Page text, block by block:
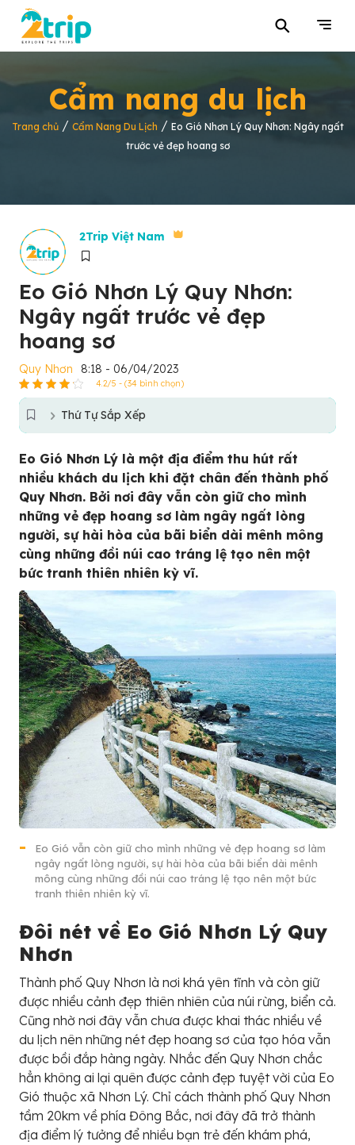
⚲
Cẩm nang du lịch
Trang chủ/ Cẩm Nang Du Lịch / Eo Gió Nhơn Lý Quy Nhơn: Ngây ngất
trước vẻ đẹp hoang sơ
2Trip Việt Nam
Eo Gió Nhơn Lý Quy Nhơn:
Ngây ngất trước vẻ đẹp
hoang sơ
Quy Nhơn 8:18 - 06/04/2023
4.2/5 - (34 bình chọn)
Thứ Tự Sắp Xếp
Eo Gió Nhơn Lý là một địa điểm thu hút rất
nhiều khách du lịch khi đặt chân đến thành phố
Quy Nhơn. Bởi nơi đây vẫn còn giữ cho mình
những vẻ đẹp hoang sơ làm ngây ngất lòng
người, sự hài hòa của bãi biển dài mênh mông
cùng những đồi núi cao tráng lệ tạo nên một
bức tranh thiên nhiên kỳ vĩ.
Eo Gió vẫn còn giữ cho mình những vẻ đẹp hoang sơ làm
ngây ngất lòng người, sự hài hòa của bãi biển dài mênh
mông cùng những đồi núi cao tráng lệ tạo nên một bức
tranh thiên nhiên kỳ vĩ.
Đôi nét về Eo Gió Nhơn Lý Quy
Nhơn
Thành phố Quy Nhơn là nơi khá yên tĩnh và còn giữ
được nhiều cảnh đẹp thiên nhiên của núi rừng, biển cả.
Cũng nhờ nơi đây vẫn chưa được khai thác nhiều về
du lịch nên những nét đẹp hoang sơ của tạo hóa vẫn
được bồi đắp hàng ngày. Nhắc đến Quy Nhơn chắc
hẳn không ai lại quên được cảnh đẹp tuyệt vời của Eo
Gió thuộc xã Nhơn Lý. Chỉ cách thành phố Quy Nhơn
tầm 20km về phía Đông Bắc, nơi đây đã trở thành
địa điểm lý tưởng để nhiều bạn trẻ đến khám phá,